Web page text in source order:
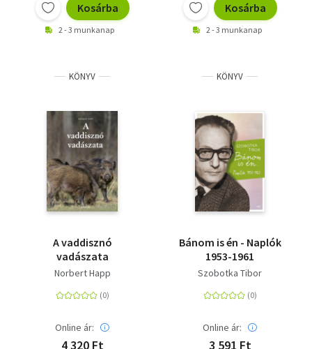
Kosárba
2 - 3 munkanap
Kosárba
2 - 3 munkanap
KÖNYV
A vaddisznó
vadászata
Norbert Happ
Online ár:
4 320 Ft
KÖNYV
Bánom is én - Naplók
1953-1961
Szobotka Tibor
Online ár:
3 591 Ft